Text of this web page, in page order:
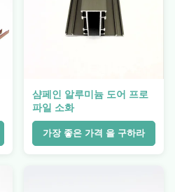
샴페인 알루미늄 도어 프로
파일 소화
가장 좋은 가격 을 구하라